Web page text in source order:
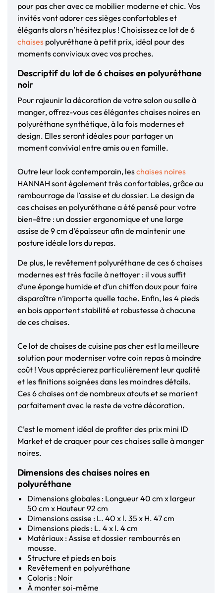
pour pas cher avec ce mobilier moderne et chic. Vos
invités vont adorer ces sièges confortables et
élégants alors n’hésitez plus ! Choisissez ce lot de 6
chaises polyuréthane à petit prix, idéal pour des
moments conviviaux avec vos proches.
Descriptif du lot de 6 chaises en polyuréthane
noir
Pour rajeunir la décoration de votre salon ou salle à
manger, offrez-vous ces élégantes chaises noires en
polyuréthane synthétique, à la fois modernes et
design. Elles seront idéales pour partager un
moment convivial entre amis ou en famille.
Outre leur look contemporain, leschaises noires
HANNAH sont également très confortables, grâce au
rembourrage de l’assise et du dossier. Le design de
ces chaises en polyuréthane a été pensé pour votre
bien-être : un dossier ergonomique et une large
assise de 9 cm d’épaisseur afin de maintenir une
posture idéale lors du repas.
De plus, le revêtement polyuréthane de ces 6 chaises
modernes est très facile à nettoyer : il vous suffit
d’une éponge humide et d’un chiffon doux pour faire
disparaître n’importe quelle tache. Enfin, les 4 pieds
en bois apportent stabilité et robustesse à chacune
de ces chaises.
Ce lot de chaises de cuisine pas cher est la meilleure
solution pour moderniser votre coin repas à moindre
coût ! Vous apprécierez particulièrement leur qualité
et les finitions soignées dans les moindres détails.
Ces 6 chaises ont de nombreux atouts et se marient
parfaitement avec le reste de votre décoration.
C’est le moment idéal de profiter des prix mini ID
Market et de craquer pour ces chaises salle à manger
noires.
Dimensions des chaises noires en
polyuréthane
Dimensions globales : Longueur 40 cm x largeur
50 cm x Hauteur 92 cm
Dimensions assise : L. 40 x l. 35 x H. 47 cm
Dimensions pieds : L. 4 x l. 4 cm
Matériaux : Assise et dossier rembourrés en
mousse.
Structure et pieds en bois
Revêtement en polyuréthane
Coloris : Noir
À monter soi-même